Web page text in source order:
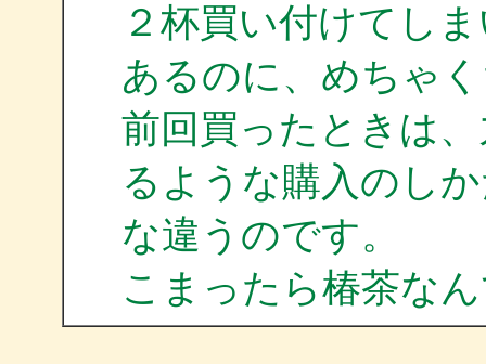
２杯買い付けてし
あるのに、めちゃ
前回買ったときは
るような購入のし
な違うのです。
こまったら椿茶な